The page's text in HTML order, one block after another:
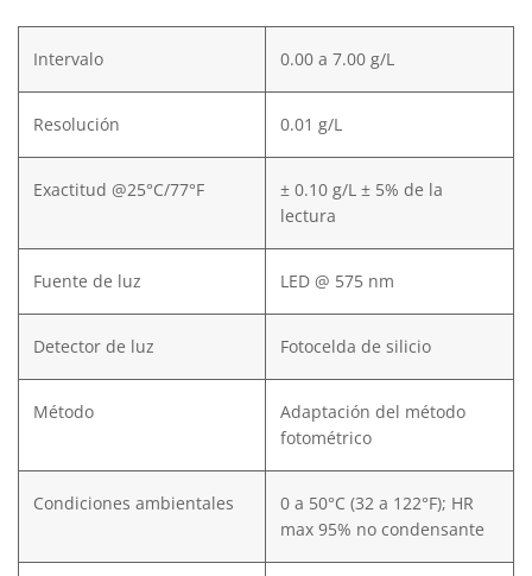
Intervalo 0.00 a 7.00 g/L
Resolución 0.01 g/L
Exactitud @25°C/77°F
± 0.10 g/L ± 5% de la
lectura
Fuente de luz LED @ 575 nm
Detector de luz Fotocelda de silicio
Método
Adaptación del método
fotométrico
Condiciones ambientales
0 a 50°C (32 a 122°F); HR
max 95% no condensante